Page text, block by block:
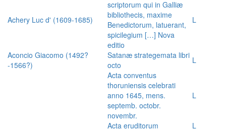
Achery Luc d' (1609-1685)
scriptorum qui in Galliæ
bibliothecis, maxime
Benedictorum, latuerant,
spicilegium […] Nova
editio
L
Aconcio Giacomo (1492?
-1566?)
Satanæ strategemata libri
octo
L
Acta conventus
thoruniensis celebrati
anno 1645, mens.
septemb. octobr.
novembr.
L
Acta eruditorum
L